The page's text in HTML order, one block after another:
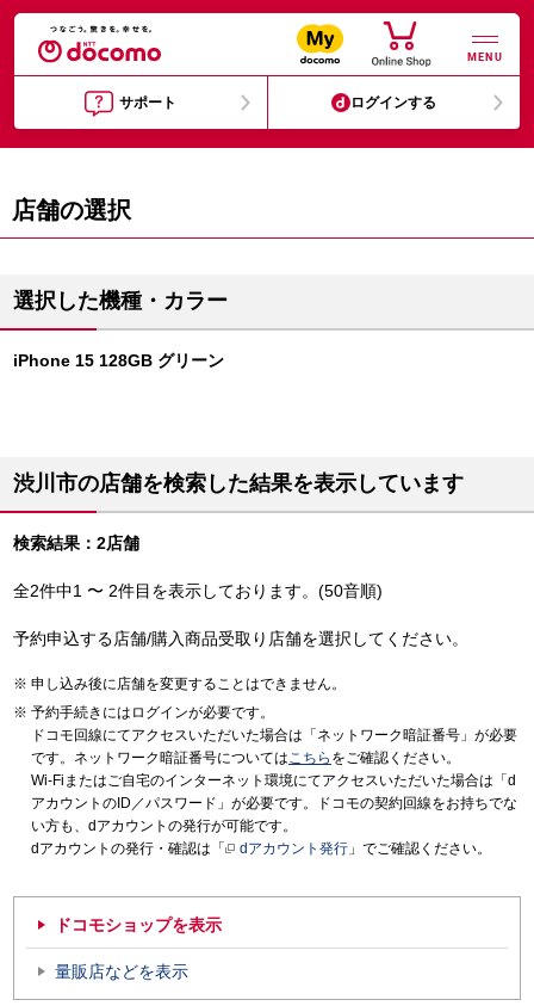
MENU
サポート ログインする
店舗の選択
選択した機種・カラー
iPhone 15 128GB グリーン
渋川市の店舗を検索した結果を表示しています
検索結果：2店舗
全2件中1 〜 2件目を表示しております。(50音順)
予約申込する店舗/購入商品受取り店舗を選択してください。
申し込み後に店舗を変更することはできません。
予約手続きにはログインが必要です。
ドコモ回線にてアクセスいただいた場合は「ネットワーク暗証番号」が必要
です。ネットワーク暗証番号についてはこちら をご確認ください。
Wi-Fiまたはご自宅のインターネット環境にてアクセスいただいた場合は「d
アカウントのID／パスワード」が必要です。ドコモの契約回線をお持ちでな
い方も、dアカウントの発行が可能です。
dアカウントの発行・確認は「
dアカウント発行 」でご確認ください。
ドコモショップを表示
量販店などを表示